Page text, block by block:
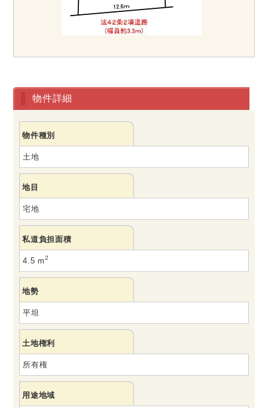
物件詳細
物件種別
土地
地目
宅地
私道負担面積
4.5 m2
地勢
平坦
土地権利
所有権
用途地域